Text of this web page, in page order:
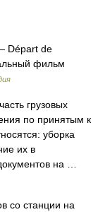
Départ de
фильм
грузовых
по принятым к
уборка
их в
на …
со станции на